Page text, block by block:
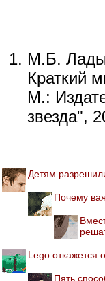
М.Б.
Краткий
М.:
звезда",
Детям
Почему
Lego откажется
Пять